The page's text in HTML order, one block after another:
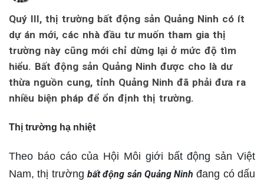
Quý III, thị trường bất động sản Quảng Ninh có ít
dự án mới, các nhà đầu tư muốn tham gia thị
trường này cũng mới chỉ dừng lại ở mức độ tìm
hiểu. Bất động sản Quảng Ninh được cho là dư
thừa nguồn cung, tỉnh Quảng Ninh đã phải đưa ra
nhiều biện pháp để ổn định thị trường.
Thị trường hạ nhiệt
Theo báo cáo của Hội Môi giới bất động sản Việt
Nam, thị trường bất động sản Quảng Ninh đang có dấu